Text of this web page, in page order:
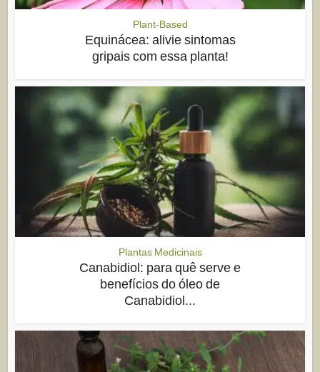
Plant-Based
Equinácea: alivie sintomas
gripais com essa planta!
Plantas Medicinais
Canabidiol: para quê serve e
benefícios do óleo de
Canabidiol...